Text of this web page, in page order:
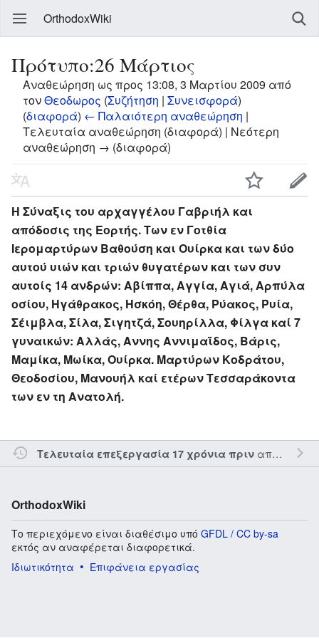
OrthodoxWiki
Πρότυπο:26 Μάρτιος
Αναθεώρηση ως προς 13:08, 3 Μαρτίου 2009 από
τονΘεοδωρος (Συζήτηση | Συνεισφορά)
(διαφορά) ← Παλαιότερη αναθεώρηση |
Τελευταία αναθεώρηση (διαφορά) | Νεότερη
αναθεώρηση → (διαφορά)
Η Σύναξις του αρχαγγέλου Γαβριήλ και
απόδοσις της Εορτής. Των εν Γοτθία
Ιερομαρτύρων Βαθούση και Ουίρκα και των δύο
αυτού υιών και τριών θυγατέρων και των συν
αυτοίς 14 ανδρών: Αβίππα, Αγγία, Αγιά, Αρπύλα
οσίου, Ηγάθρακος, Ησκόη, Θέρθα, Ρύακος, Ρυία,
Σέιμβλα, Σίλα, Σιγητζά, Σουηρίλλα, Φίλγα καί 7
γυναικών: Αλλάς, Αννης Αννιμαΐδος, Βάρις,
Μαμίκα, Μωίκα, Ουίρκα. Μαρτύρων Κοδράτου,
Θεοδοσίου, Μανουήλ καί ετέρων Τεσσαράκοντα
των εν τη Ανατολή.
Τελευταία επεξεργασία 17 χρόνια πριναπό τον την
OrthodoxWiki
Το περιεχόμενο είναι διαθέσιμο υπό GFDL / CC by-sa
εκτός αν αναφέρεται διαφορετικά.
Ιδιωτικότητα
Επιφάνεια εργασίας